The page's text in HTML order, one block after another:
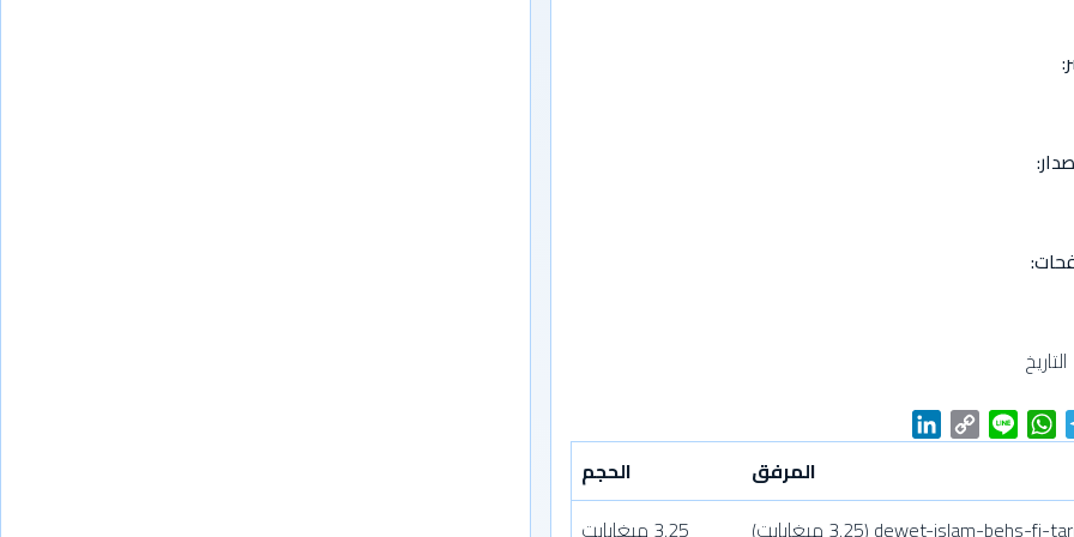
التاريخ
T
e
e
W
h
t
L
i
e
C
o
y
L
i
k
المرفق
الحجم
dewet-islam-behs-fi- (3.25 ميغابايت) 3.25 ميغابايت